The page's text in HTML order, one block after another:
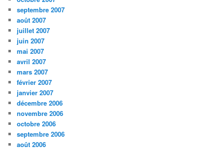
septembre 2007
août 2007
juillet 2007
juin 2007
mai 2007
avril 2007
mars 2007
février 2007
janvier 2007
décembre 2006
novembre 2006
octobre 2006
septembre 2006
août 2006